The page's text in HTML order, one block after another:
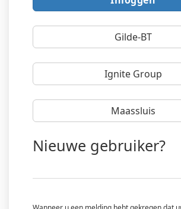
Gilde-BT
Ignite Group
Maassluis
Nieuwe gebruiker?